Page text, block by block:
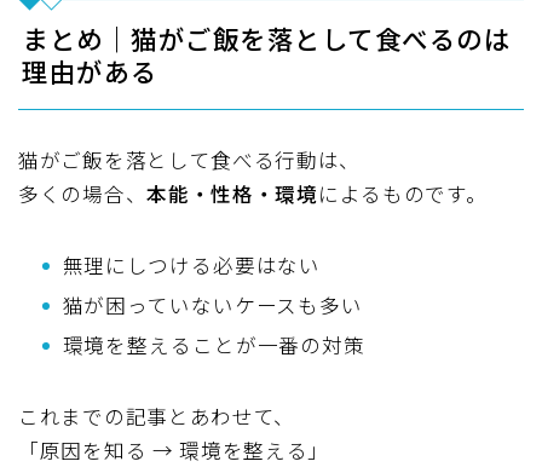
まとめ｜猫がご飯を落として食べるのは
理由がある
猫がご飯を落として食べる行動は、
多くの場合、本能・性格・環境によるものです。
無理にしつける必要はない
猫が困っていないケースも多い
環境を整えることが一番の対策
これまでの記事とあわせて、
「原因を知る → 環境を整える」